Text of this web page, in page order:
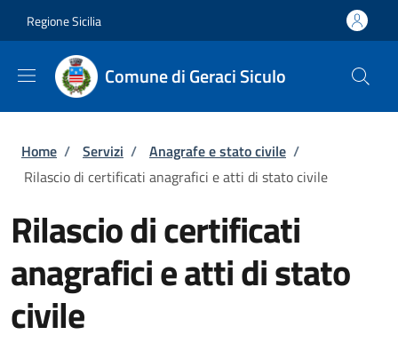
Regione Sicilia
Comune di Geraci Siculo
Briciole di pane
Home / Servizi / Anagrafe e stato civile /
Rilascio di certificati anagrafici e atti di stato civile
Rilascio di certificati
anagrafici e atti di stato
civile